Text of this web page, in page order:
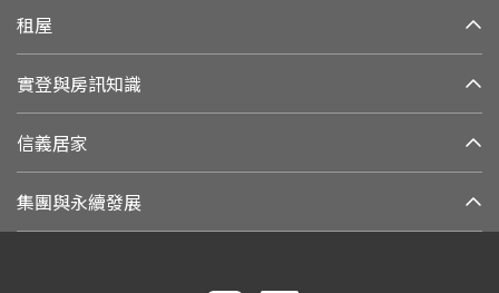
租屋
實登與房訊知識
信義居家
集團與永續發展